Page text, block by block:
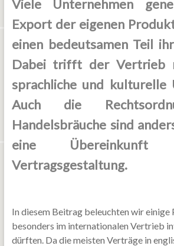
Viele Unternehmen
Export der eigenen
einen bedeutsamen Teil
Dabei trifft der Vertrieb
sprachliche und kulturelle
Auch die
Handelsbräuche sind
eine
Vertragsgestaltung.
In diesem Beitrag beleuchten wir einige
besonders im internationalen Vertrieb
dürften. Da die meisten Verträge in